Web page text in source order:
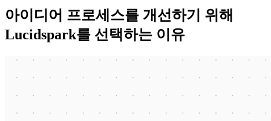
아이디어 프로세스를 개선하기 위해
Lucidspark를 선택하는 이유